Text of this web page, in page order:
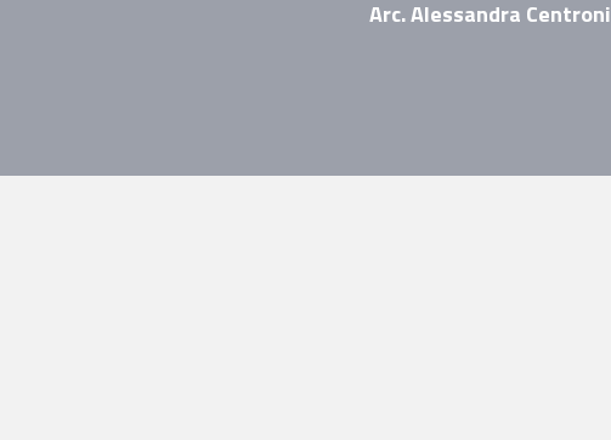
Arc. Alessandra Centroni